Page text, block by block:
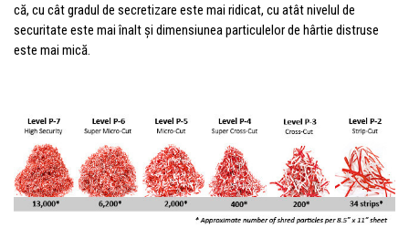
că, cu cât gradul de secretizare este mai ridicat, cu atât nivelul de
securitate este mai înalt și dimensiunea particulelor de hârtie distruse
este mai mică.